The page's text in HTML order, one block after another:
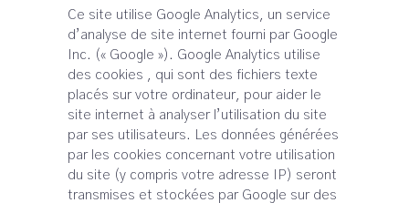
Ce site utilise Google Analytics, un service
d’analyse de site internet fourni par Google
Inc. (« Google »). Google Analytics utilise
des cookies , qui sont des fichiers texte
placés sur votre ordinateur, pour aider le
site internet à analyser l’utilisation du site
par ses utilisateurs. Les données générées
par les cookies concernant votre utilisation
du site (y compris votre adresse IP) seront
transmises et stockées par Google sur des